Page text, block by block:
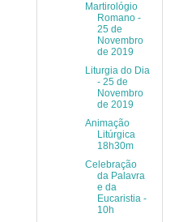
Martirológio
Romano -
25 de
Novembro
de 2019
Liturgia do Dia
- 25 de
Novembro
de 2019
Animação
Litúrgica
18h30m
Celebração
da Palavra
e da
Eucaristia -
10h